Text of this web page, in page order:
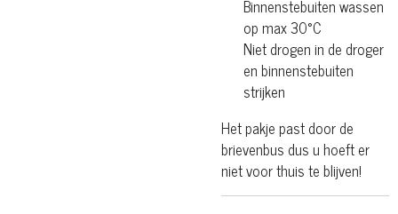
Binnenstebuiten wassen
op max 30°C
Niet drogen in de droger
en binnenstebuiten
strijken
Het pakje past door de
brievenbus dus u hoeft er
niet voor thuis te blijven!